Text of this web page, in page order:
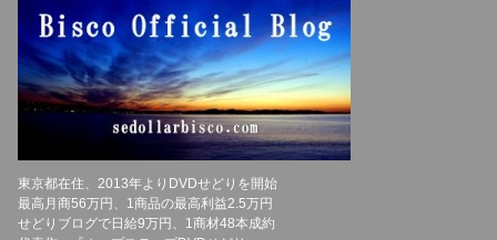
東京都在住、2013年よりDVDせどりを開始
最高月商56万円、1商品の最高利益2.5万円
せどりブログで日給9万円、1商材48本成約